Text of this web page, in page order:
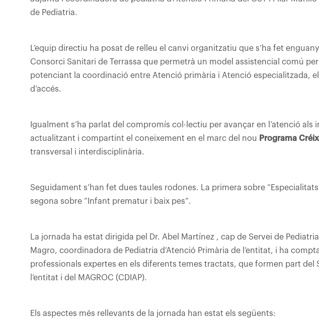
de Pediatria.
L’equip directiu ha posat de relleu el canvi organitzatiu que s’ha fet
Consorci Sanitari de Terrassa que permetrà un model assistencial comú
potenciant la coordinació entre Atenció primària i Atenció especialitzada,
d’accés.
Igualment s’ha parlat del compromís col·lectiu per avançar en l’atenció als
actualitzant i compartint el coneixement en el marc del nou Programa
transversal i interdisciplinària.
Seguidament s’han fet dues taules rodones. La primera sobre
segona sobre “Infant prematur i baix pes”.
La jornada ha estat dirigida pel Dr. Abel Martínez , cap de Servei de
Magro, coordinadora de Pediatria d’Atenció Primària de l’entitat, i ha
professionals expertes en els diferents temes tractats, que formen part del
l’entitat i del MAGROC (CDIAP).
Els aspectes més rellevants de la jornada han estat els següents: